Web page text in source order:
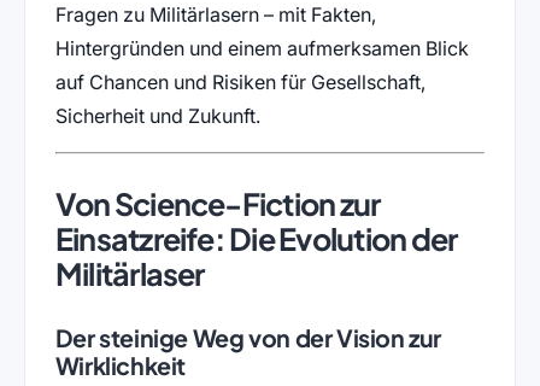
Fragen zu Militärlasern – mit Fakten,
Hintergründen und einem aufmerksamen Blick
auf Chancen und Risiken für Gesellschaft,
Sicherheit und Zukunft.
Von Science-Fiction zur
Einsatzreife: Die Evolution der
Militärlaser
Der steinige Weg von der Vision zur
Wirklichkeit